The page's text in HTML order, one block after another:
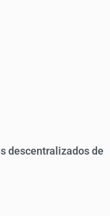
descentralizados de